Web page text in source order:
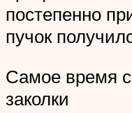
постепенно
пучок
Самое время
заколки